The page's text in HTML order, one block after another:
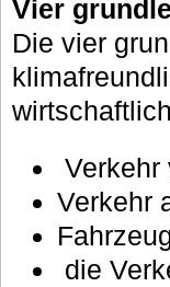
Vier
Die vier
Verkehr
Verkehr
die